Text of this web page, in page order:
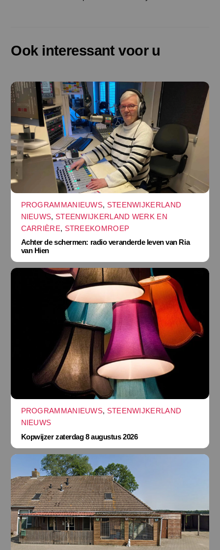
Ook interessant voor u
PROGRAMMANIEUWS, STEENWIJKERLAND
NIEUWS, STEENWIJKERLAND WERK EN
CARRIÈRE, STREEKOMROEP
Achter de schermen: radio veranderde leven van Ria
van Hien
PROGRAMMANIEUWS, STEENWIJKERLAND
NIEUWS
Kopwijzer zaterdag 8 augustus 2026